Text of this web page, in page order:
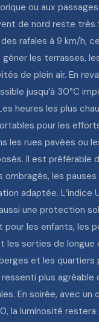
ou aux
de nord reste très
rafales à 9 km/h,
les terrasses,
de plein air. En
jusqu’à 30°C
heures les plus
pour les
les rues pavées ou
Il est préférable
ombragés, les
adaptée. L’indice
une protection
pour les enfants, les
les sorties de longue
et les quartiers
plus agréable
En soirée, avec un
la luminosité